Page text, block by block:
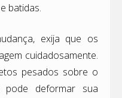
batidas.
exija que os
cuidadosamente.
pesados sobre o
pode deformar sua